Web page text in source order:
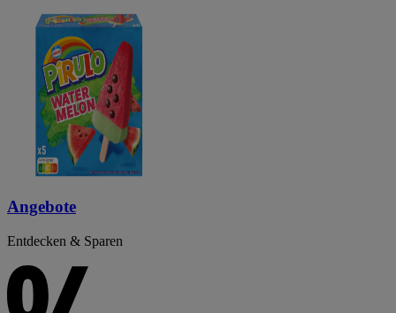
Angebote
Entdecken & Sparen